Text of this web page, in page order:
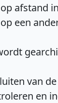
afstand
een
van
en